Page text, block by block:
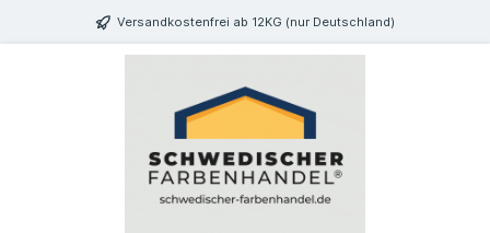
springen Versandkostenfrei ab 12KG (nur Deutschland)